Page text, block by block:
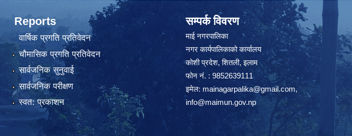
Reports
वार्षिक प्रगति प्रतिवेदन
चौमासिक प्रगति प्रतिवेदन
सार्वजनिक सुनुवाई
सार्वजनिक परीक्षण
स्वत: प्रकाशन
सम्पर्क विवरण
माई नगरपालिका
नगर कार्यपालिकाको कार्यालय
कोशी प्रदेश, शितली, इलाम
फोन नं. : 9852639111
इमेल: mainagarpalika@gmail.com,
info@maimun.gov.np